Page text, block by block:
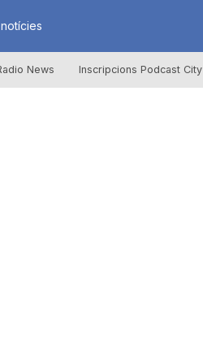
News Inscripcions Podcast City